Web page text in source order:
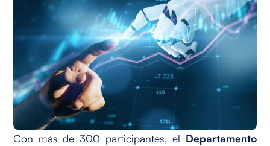
Con más de 300 participantes, el Departamento